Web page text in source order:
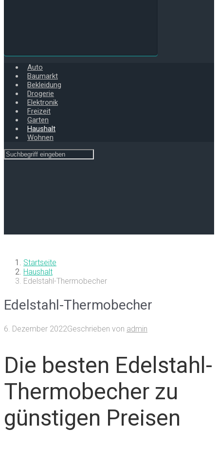
Auto
Baumarkt
Bekleidung
Drogerie
Elektronik
Freizeit
Garten
Haushalt
Wohnen
Startseite
Haushalt
Edelstahl-Thermobecher
Edelstahl-Thermobecher
6. Dezember 2022Geschrieben von admin
Die besten Edelstahl-
Thermobecher zu
günstigen Preisen